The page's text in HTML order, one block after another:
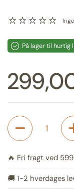
På lager til hurtig
Antal
🔥 Fri fragt ved 599
🚚 1-2 hverdages